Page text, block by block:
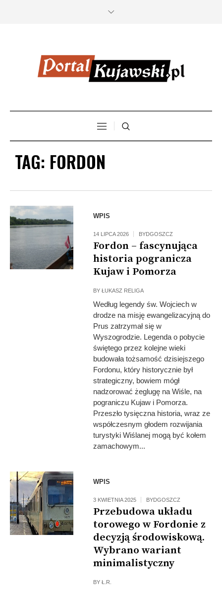
TAG: FORDON
WPIS
14 LIPCA 2026 BYDGOSZCZ
Fordon – fascynująca
historia pogranicza
Kujaw i Pomorza
BYŁUKASZ RELIGA
Według legendy św. Wojciech w
drodze na misję ewangelizacyjną do
Prus zatrzymał się w
Wyszogrodzie. Legenda o pobycie
świętego przez kolejne wieki
budowała tożsamość dzisiejszego
Fordonu, który historycznie był
strategiczny, bowiem mógł
nadzorować żeglugę na Wiśle, na
pograniczu Kujaw i Pomorza.
Przeszło tysięczna historia, wraz ze
współczesnym głodem rozwijania
turystyki Wiślanej mogą być kołem
zamachowym...
Fot: Bogdan Cupa /
PKP PLK
WPIS
3 KWIETNIA 2025 BYDGOSZCZ
Przebudowa układu
torowego w Fordonie z
decyzją środowiskową.
Wybrano wariant
minimalistyczny
BYŁ.R.